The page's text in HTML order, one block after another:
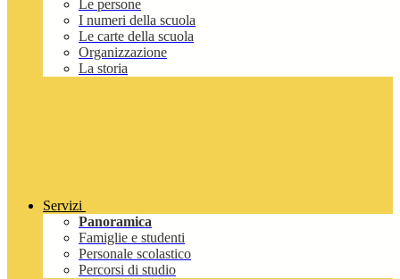
Le persone
I numeri della scuola
Le carte della scuola
Organizzazione
La storia
Servizi
Panoramica
Famiglie e studenti
Personale scolastico
Percorsi di studio